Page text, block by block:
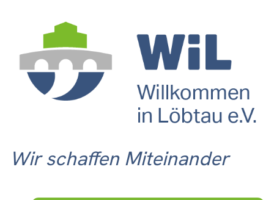
Wir schaffen Miteinander